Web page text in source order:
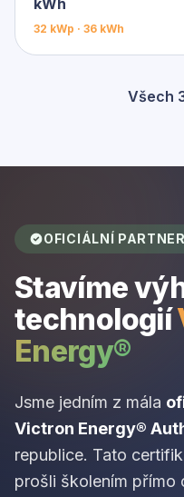
kWh
32 kWp · 36 kWh
Všech
OFICIÁLNÍ PARTNER
Stavíme
technologií
Energy®
Jsme jedním z mála
Victron Energy®
republice. Tato
prošli školením přímo